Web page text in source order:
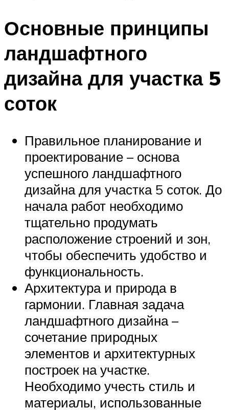
Основные принципы
ландшафтного
дизайна для участка 5
соток
Правильное планирование и
проектирование – основа
успешного ландшафтного
дизайна для участка 5 соток. До
начала работ необходимо
тщательно продумать
расположение строений и зон,
чтобы обеспечить удобство и
функциональность.
Архитектура и природа в
гармонии. Главная задача
ландшафтного дизайна –
сочетание природных
элементов и архитектурных
построек на участке.
Необходимо учесть стиль и
материалы, использованные